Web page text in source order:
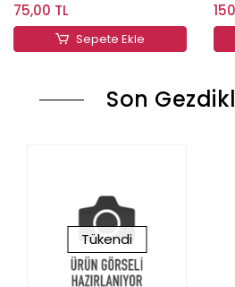
75,00 TL
Sepete Ekle
Son
Tükendi